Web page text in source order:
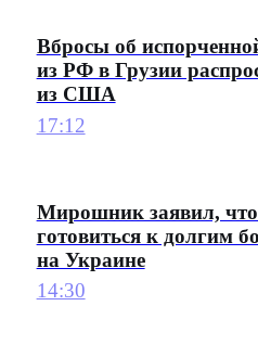
Вбросы об
из РФ в Грузии
из США
17:12
Мирошник заявил,
готовиться к долгим
на Украине
14:30